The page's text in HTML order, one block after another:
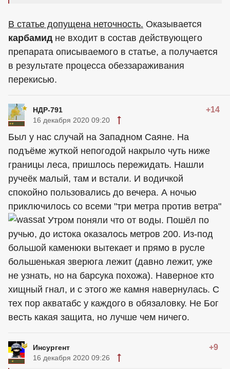
В статье допущена неточность. Оказывается
карбамид не входит в состав действующего
препарата описываемого в статье, а получается
в результате процесса обеззараживания
перекисью.
НДР-791 +14
16 декабря 2020 09:20
Был у нас случай на Западном Саяне. На
подъёме жуткой непогодой накрыло чуть ниже
границы леса, пришлось пережидать. Нашли
ручеёк малый, там и встали. И водичкой
спокойно пользовались до вечера. А ночью
приключилось со всеми "три метра против ветра"
Утром поняли что от воды. Пошёл по
ручью, до истока оказалось метров 200. Из-под
большой каменюки вытекает и прямо в русле
большенькая зверюга лежит (давно лежит, уже
не узнать, но на барсука похожа). Наверное кто
хищный гнал, и с этого же камня навернулась. С
тех пор акватабс у каждого в обязаловку. Не Бог
весть какая защита, но лучше чем ничего.
Инсургент +9
16 декабря 2020 09:26